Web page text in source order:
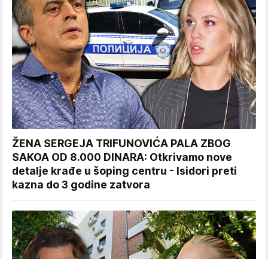
ŽENA SERGEJA TRIFUNOVIĆA PALA ZBOG
SAKOA OD 8.000 DINARA: Otkrivamo nove
detalje krađe u šoping centru - Isidori preti
kazna do 3 godine zatvora